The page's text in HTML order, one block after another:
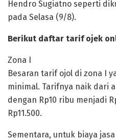
Hendro Sugiatno seperti
pada Selasa (9/8).
Berikut daftar tarif ojek
Zona I
Besaran tarif ojol di zona I
minimal. Tarifnya naik dari
dengan Rp10 ribu menjadi
Rp11.500.
Sementara, untuk biaya